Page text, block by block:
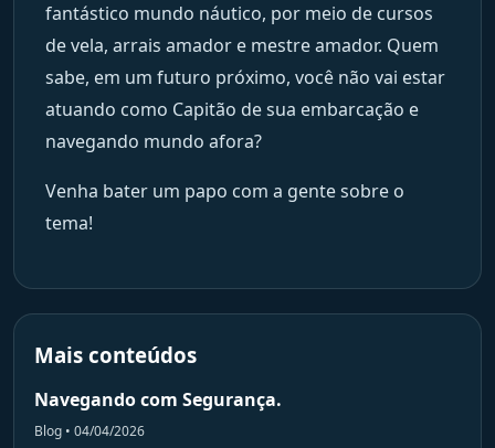
fantástico mundo náutico, por meio de cursos
de vela, arrais amador e mestre amador. Quem
sabe, em um futuro próximo, você não vai estar
atuando como Capitão de sua embarcação e
navegando mundo afora?
Venha bater um papo com a gente sobre o
tema!
Mais conteúdos
Navegando com Segurança.
Blog • 04/04/2026